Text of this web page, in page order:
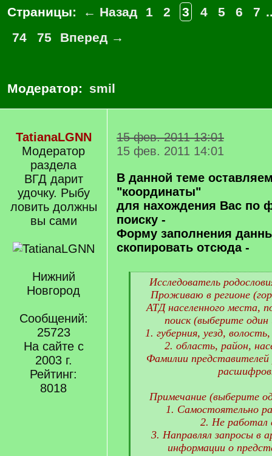
Страницы: ← Назад 1 2 3 4 5 6 7
74
75 Вперед →
Модератор: smil
TatianaLGNN
Модератор
раздела
ВГД дарит
удочку. Рыбу
ловить должны
вы сами
Нижний
Новгород
Сообщений:
25723
На сайте с
2003 г.
Рейтинг:
8018
15 фев. 2011 13:01
15 фев. 2011 14:01
В данной теме
"координаты"
для нахождения Вас по
поиску -
Форму заполнения
скопировать отсюда -
Исследователь
Проживаю в регионе
АТД населенного места,
поиск (выберите
1. губерния, уезд,
2. область, район,
Фамилии представителей
Примечание (выберите
1. Самостоятельно
2. Не работал
3. Направлял запросы в
информации о